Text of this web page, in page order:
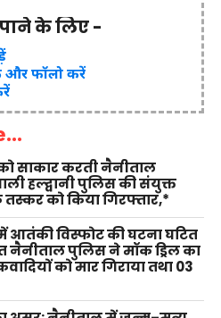
के लिए -
फॉलो करें
साकार करती नैनीताल
हल्द्वानी पुलिस की संयुक्त
तस्कर को किया गिरफ्तार,*
आतंकी विस्फोट की घटना घटित
नैनीताल पुलिस ने मॉक ड्रिल का
को मार गिराया तथा 03